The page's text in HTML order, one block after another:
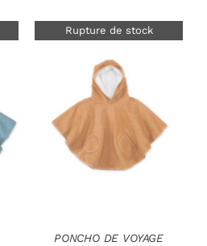
Rupture de stock
PONCHO DE VOYAGE